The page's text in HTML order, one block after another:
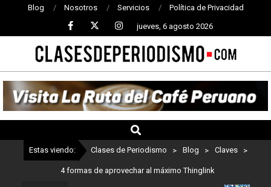
Blog Nosotros Servicios Política de Privacidad
jueves, 6 agosto 2026
CLASES
DE
PERIODISMO
Estas viendo: Clases de Periodismo > Blog > Claves >
4 formas de aprovechar al máximo Thinglink